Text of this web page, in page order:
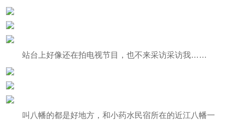
站台上好像还在拍电视节目，也不来采访采访我……
叫八幡的都是好地方，和小药水民宿所在的近江八幡一